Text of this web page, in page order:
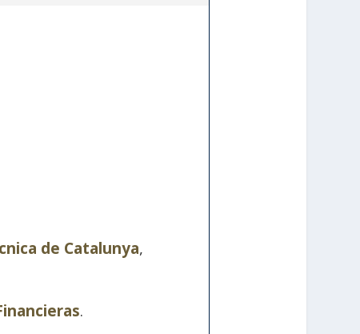
de Catalunya,
.